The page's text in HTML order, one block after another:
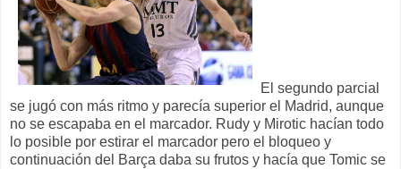
El segundo parcial
se jugó con más ritmo y parecía superior el Madrid, aunque
no se escapaba en el marcador. Rudy y Mirotic hacían todo
lo posible por estirar el marcador pero el bloqueo y
continuación del Barça daba su frutos y hacía que Tomic se